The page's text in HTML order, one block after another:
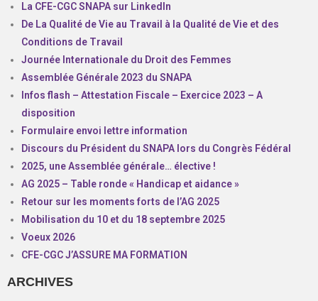
La CFE-CGC SNAPA sur LinkedIn
De La Qualité de Vie au Travail à la Qualité de Vie et des
Conditions de Travail
Journée Internationale du Droit des Femmes
Assemblée Générale 2023 du SNAPA
Infos flash – Attestation Fiscale – Exercice 2023 – A
disposition
Formulaire envoi lettre information
Discours du Président du SNAPA lors du Congrès Fédéral
2025, une Assemblée générale… élective !
AG 2025 – Table ronde « Handicap et aidance »
Retour sur les moments forts de l’AG 2025
Mobilisation du 10 et du 18 septembre 2025
Voeux 2026
CFE-CGC J’ASSURE MA FORMATION
ARCHIVES